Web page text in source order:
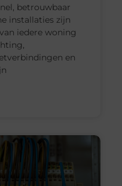
betrouwbaar
installaties zijn
iedere woning
en